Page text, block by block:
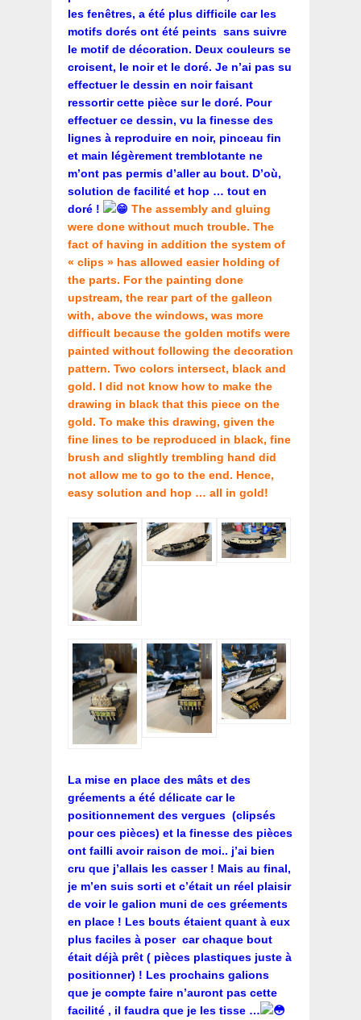
les fenêtres, a été plus difficile car les
motifs dorés ont été peints sans suivre
le motif de décoration. Deux couleurs se
croisent, le noir et le doré. Je n’ai pas su
effectuer le dessin en noir faisant
ressortir cette pièce sur le doré. Pour
effectuer ce dessin, vu la finesse des
lignes à reproduire en noir, pinceau fin
et main légèrement tremblotante ne
m’ont pas permis d’aller au bout. D’où,
solution de facilité et hop … tout en
doré !
The assembly and gluing
were done without much trouble. The
fact of having in addition the system of
« clips » has allowed easier holding of
the parts. For the painting done
upstream, the rear part of the galleon
with, above the windows, was more
difficult because the golden motifs were
painted without following the decoration
pattern. Two colors intersect, black and
gold. I did not know how to make the
drawing in black that this piece on the
gold. To make this drawing, given the
fine lines to be reproduced in black, fine
brush and slightly trembling hand did
not allow me to go to the end. Hence,
easy solution and hop … all in gold!
La mise en place des mâts et des
gréements a été délicate car le
positionnement des vergues (clipsés
pour ces pièces) et la finesse des pièces
ont failli avoir raison de moi.. j’ai bien
cru que j’allais les casser ! Mais au final,
je m’en suis sorti et c’était un réel plaisir
de voir le galion muni de ces gréements
en place ! Les bouts étaient quant à eux
plus faciles à poser car chaque bout
était déjà prêt ( pièces plastiques juste à
positionner) ! Les prochains galions
que je compte faire n’auront pas cette
facilité , il faudra que je les tisse …